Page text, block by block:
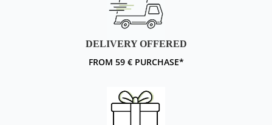
DELIVERY OFFERED
FROM 59 € PURCHASE*